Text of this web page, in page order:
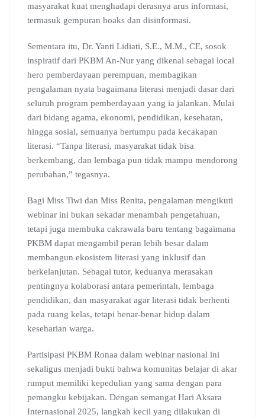
masyarakat kuat menghadapi derasnya arus informasi,
termasuk gempuran hoaks dan disinformasi.
Sementara itu, Dr. Yanti Lidiati, S.E., M.M., CE, sosok
inspiratif dari PKBM An-Nur yang dikenal sebagai local
hero pemberdayaan perempuan, membagikan
pengalaman nyata bagaimana literasi menjadi dasar dari
seluruh program pemberdayaan yang ia jalankan. Mulai
dari bidang agama, ekonomi, pendidikan, kesehatan,
hingga sosial, semuanya bertumpu pada kecakapan
literasi. “Tanpa literasi, masyarakat tidak bisa
berkembang, dan lembaga pun tidak mampu mendorong
perubahan,” tegasnya.
Bagi Miss Tiwi dan Miss Renita, pengalaman mengikuti
webinar ini bukan sekadar menambah pengetahuan,
tetapi juga membuka cakrawala baru tentang bagaimana
PKBM dapat mengambil peran lebih besar dalam
membangun ekosistem literasi yang inklusif dan
berkelanjutan. Sebagai tutor, keduanya merasakan
pentingnya kolaborasi antara pemerintah, lembaga
pendidikan, dan masyarakat agar literasi tidak berhenti
pada ruang kelas, tetapi benar-benar hidup dalam
keseharian warga.
Partisipasi PKBM Ronaa dalam webinar nasional ini
sekaligus menjadi bukti bahwa komunitas belajar di akar
rumput memiliki kepedulian yang sama dengan para
pemangku kebijakan. Dengan semangat Hari Aksara
Internasional 2025, langkah kecil yang dilakukan di